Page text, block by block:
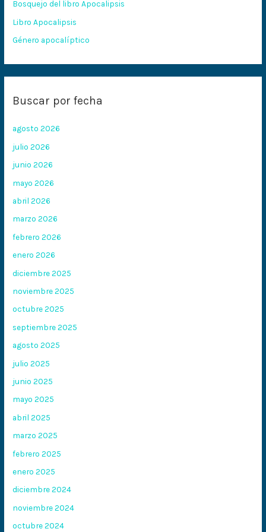
r
:
Bosquejo del libro Apocalipsis
Libro Apocalipsis
Género apocalíptico
Buscar por fecha
agosto 2026
julio 2026
junio 2026
mayo 2026
abril 2026
marzo 2026
febrero 2026
enero 2026
diciembre 2025
noviembre 2025
octubre 2025
septiembre 2025
agosto 2025
julio 2025
junio 2025
mayo 2025
abril 2025
marzo 2025
febrero 2025
enero 2025
diciembre 2024
noviembre 2024
octubre 2024